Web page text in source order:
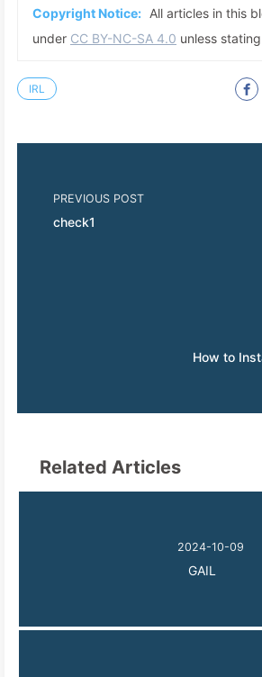
Copyright Notice: All articles in this
under CC BY-NC-SA 4.0 unless
IRL
PREVIOUS POST
check1
How to
Related Articles
2024-10-09
GAIL